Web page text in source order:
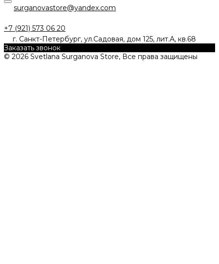
surganovastore@yandex.com
+7 (921) 573 06 20
г. Санкт-Петербург, ул.Садовая, дом 125, лит.А, кв.68
Заказать звонок
© 2026 Svetlana Surganova Store, Все права защищены